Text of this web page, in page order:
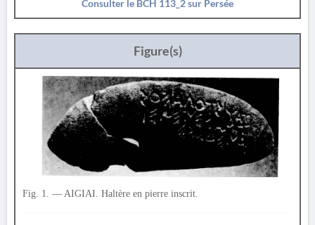
Consulter le BCH 113_2 sur Persée
Figure(s)
Fig. 1. — AIGIAI. Haltère en pierre inscrit.